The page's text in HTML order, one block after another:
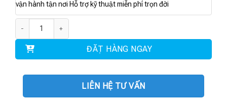
vận hành tận nơi Hỗ trợ kỹ thuật miễn phí trọn đời
ĐẶT HÀNG NGAY
LIÊN HỆ TƯ VẤN